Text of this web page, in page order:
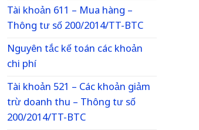
Tài khoản 611 – Mua hàng –
Thông tư số 200/2014/TT-BTC
Nguyên tắc kế toán các khoản
chi phí
Tài khoản 521 – Các khoản giảm
trừ doanh thu – Thông tư số
200/2014/TT-BTC